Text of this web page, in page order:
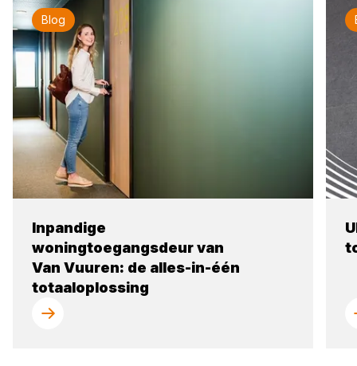
Blog
Inpandige
woningtoegangsdeur van
Van Vuuren: de alles-in-één
totaaloplossing